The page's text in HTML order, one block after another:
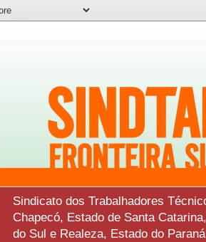
Sindicato dos Trabalhadores
Chapecó, Estado de Santa
do Sul e Realeza, Estado do